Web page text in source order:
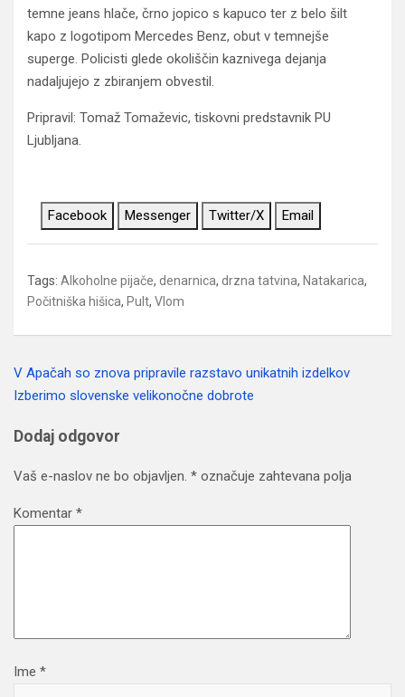
temne jeans hlače, črno jopico s kapuco ter z belo šilt
kapo z logotipom Mercedes Benz, obut v temnejše
superge. Policisti glede okoliščin kaznivega dejanja
nadaljujejo z zbiranjem obvestil.
Pripravil: Tomaž Tomaževic, tiskovni predstavnik PU
Ljubljana.
Facebook Messenger Twitter/X Email
Tags: Alkoholne pijače, denarnica, drzna tatvina, Natakarica,
Počitniška hišica, Pult, Vlom
Navigacija
V Apačah so znova pripravile razstavo unikatnih izdelkov
Izberimo slovenske velikonočne dobrote
Dodaj odgovor
Vaš e-naslov ne bo objavljen. * označuje zahtevana polja
Komentar *
Ime *